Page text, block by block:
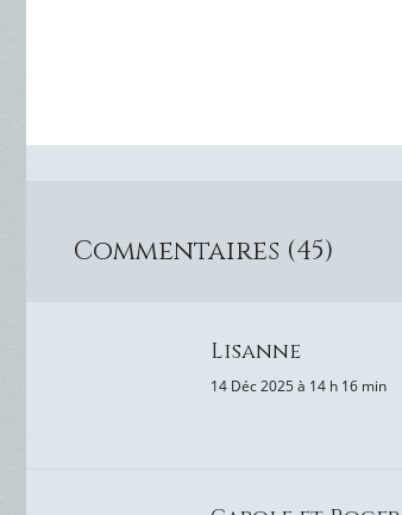
Commentaires (45)
Lisanne
14 Déc 2025 à 14 h 16 min